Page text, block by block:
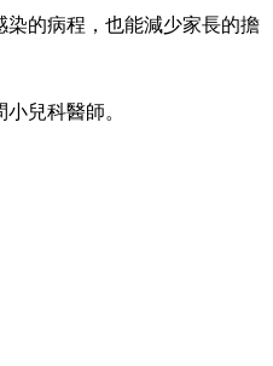
染的病程，也能減少家長的擔
兒科醫師。